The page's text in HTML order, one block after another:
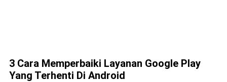
3 Cara Memperbaiki Layanan Google Play
Yang Terhenti Di Android